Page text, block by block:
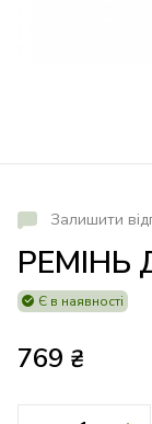
Залишити
РЕМІНЬ
Є в наявності
769 ₴